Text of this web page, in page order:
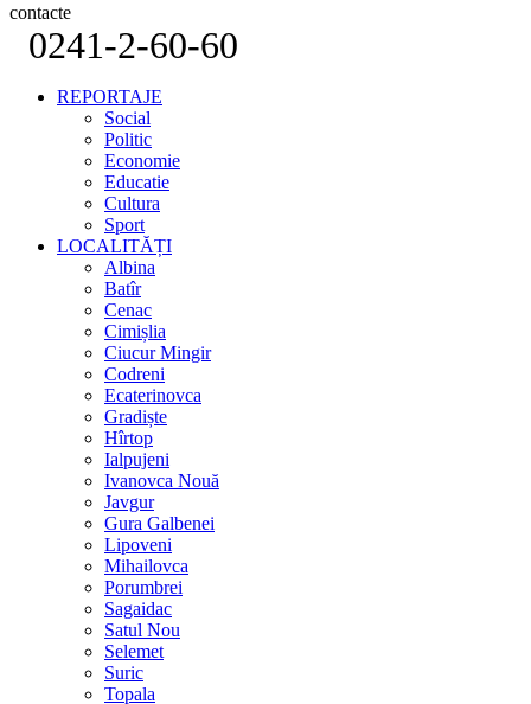
contacte
0241-2-60-60
REPORTAJE
Social
Politic
Economie
Educatie
Cultura
Sport
LOCALITĂȚI
Albina
Batîr
Cenac
Cimișlia
Ciucur Mingir
Codreni
Ecaterinovca
Gradiște
Hîrtop
Ialpujeni
Ivanovca Nouă
Javgur
Gura Galbenei
Lipoveni
Mihailovca
Porumbrei
Sagaidac
Satul Nou
Selemet
Suric
Topala